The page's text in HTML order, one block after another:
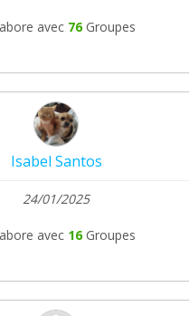
avec 76 Groupes
Isabel Santos
24/01/2025
avec 16 Groupes